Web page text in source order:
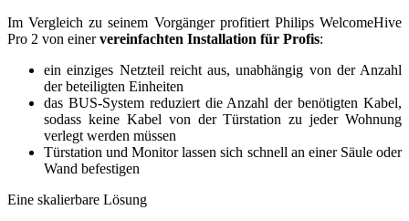
Im Vergleich zu seinem Vorgänger profitiert Philips WelcomeHive
Pro 2 von einervereinfachten Installation für Profis:
ein einziges Netzteil reicht aus, unabhängig von der Anzahl
der beteiligten Einheiten
das BUS-System reduziert die Anzahl der benötigten Kabel,
sodass keine Kabel von der Türstation zu jeder Wohnung
verlegt werden müssen
Türstation und Monitor lassen sich schnell an einer Säule oder
Wand befestigen
Eine skalierbare Lösung